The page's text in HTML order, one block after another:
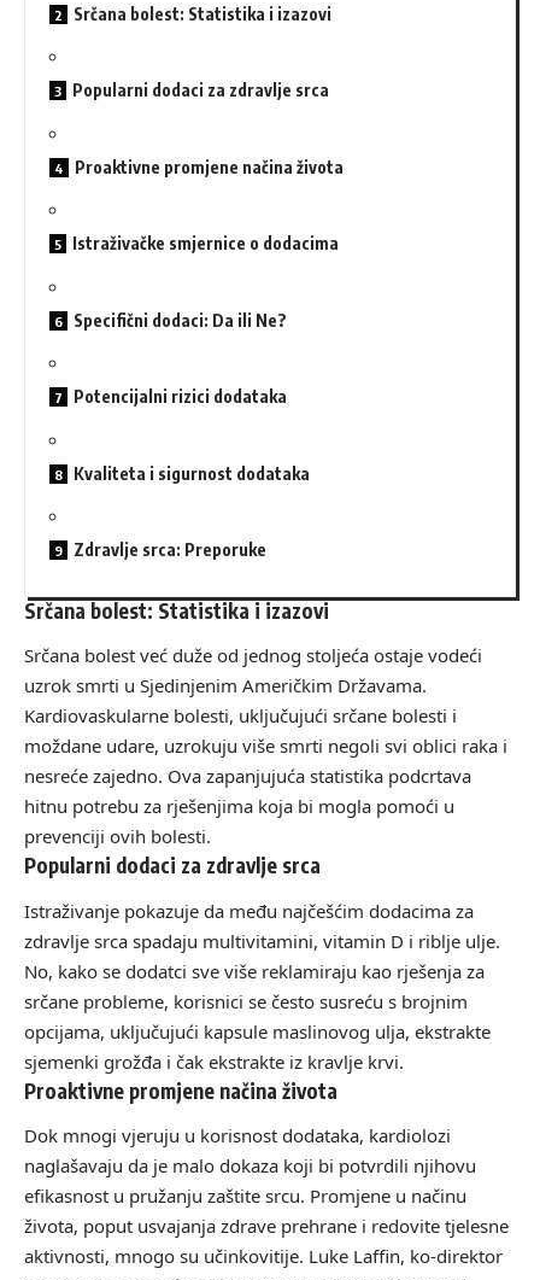
Srčana bolest: Statistika i izazovi
Popularni dodaci za zdravlje srca
Proaktivne promjene načina života
Istraživačke smjernice o dodacima
Specifični dodaci: Da ili Ne?
Potencijalni rizici dodataka
Kvaliteta i sigurnost dodataka
Zdravlje srca: Preporuke
Srčana bolest: Statistika i izazovi
Srčana bolest već duže od jednog stoljeća ostaje vodeći
uzrok smrti u Sjedinjenim Američkim Državama.
Kardiovaskularne bolesti, uključujući srčane bolesti i
moždane udare, uzrokuju više smrti negoli svi oblici raka i
nesreće zajedno. Ova zapanjujuća statistika podcrtava
hitnu potrebu za rješenjima koja bi mogla pomoći u
prevenciji ovih bolesti.
Popularni dodaci za zdravlje srca
Istraživanje pokazuje da među najčešćim dodacima za
zdravlje srca spadaju multivitamini, vitamin D i riblje ulje.
No, kako se dodatci sve više reklamiraju kao rješenja za
srčane probleme, korisnici se često susreću s brojnim
opcijama, uključujući kapsule maslinovog ulja, ekstrakte
sjemenki grožđa i čak ekstrakte iz kravlje krvi.
Proaktivne promjene načina života
Dok mnogi vjeruju u korisnost dodataka, kardiolozi
naglašavaju da je malo dokaza koji bi potvrdili njihovu
efikasnost u pružanju zaštite srcu. Promjene u načinu
života, poput usvajanja zdrave prehrane i redovite tjelesne
aktivnosti, mnogo su učinkovitije. Luke Laffin, ko-direktor